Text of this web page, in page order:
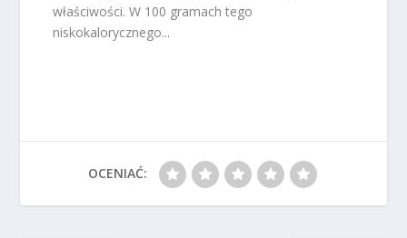
właściwości. W 100 gramach tego
niskokalorycznego...
OCENIAĆ: